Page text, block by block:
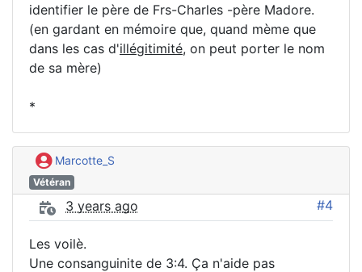
identifier le père de Frs-Charles -père Madore.
(en gardant en mémoire que, quand mème que
dans les cas d'illégitimité, on peut porter le nom
de sa mère)
*
Marcotte_S
Vétéran
3 years ago #4
Les voilè.
Une consanguinite de 3:4. Ça n'aide pas